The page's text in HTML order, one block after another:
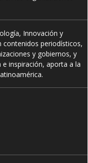
Innovación y
contenidos periodísticos,
y gobiernos, y
inspiración, aporta a la